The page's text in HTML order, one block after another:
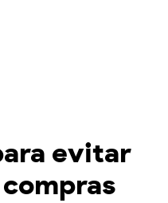
evitar